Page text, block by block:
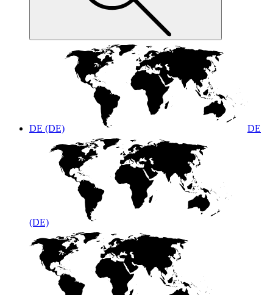
DE (DE) DE
(DE)